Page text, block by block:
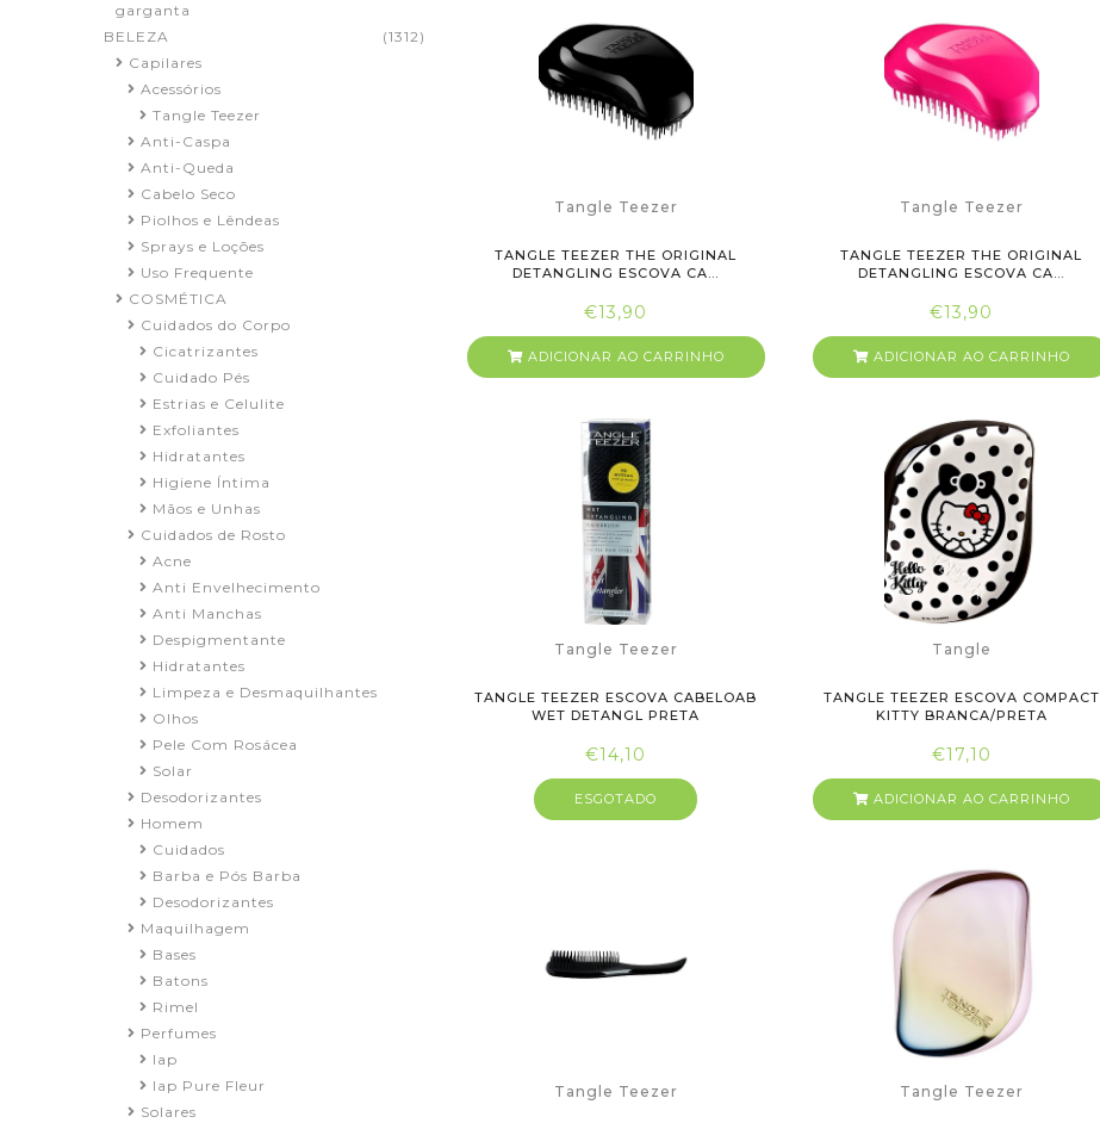
garganta
BELEZA
(1312)
Capilares
Acessórios
Tangle Teezer
Anti-Caspa
Anti-Queda
Cabelo Seco
Piolhos e Lêndeas
Sprays e Loções
Uso Frequente
COSMÉTICA
Cuidados do Corpo
Cicatrizantes
Cuidado Pés
Estrias e Celulite
Exfoliantes
Hidratantes
Higiene Íntima
Mãos e Unhas
Cuidados de Rosto
Acne
Anti Envelhecimento
Anti Manchas
Despigmentante
Hidratantes
Limpeza e Desmaquilhantes
Olhos
Pele Com Rosácea
Solar
Desodorizantes
Homem
Cuidados
Barba e Pós Barba
Desodorizantes
Maquilhagem
Bases
Batons
Rimel
Perfumes
Iap
Iap Pure Fleur
Solares
Tangle Teezer
TANGLE TEEZER THE ORIGINAL
DETANGLING ESCOVA CA...
€13,90
ADICIONAR AO CARRINHO
Tangle Teezer
TANGLE TEEZER THE ORIGINAL
DETANGLING ESCOVA CA...
€13,90
ADICIONAR AO CARRINHO
Tangle Teezer
TANGLE TEEZER ESCOVA CABELOAB
WET DETANGL PRETA
€14,10
ESGOTADO
Tangle
TANGLE TEEZER ESCOVA COMPACT
KITTY BRANCA/PRETA
€17,10
ADICIONAR AO CARRINHO
Tangle Teezer Tangle Teezer